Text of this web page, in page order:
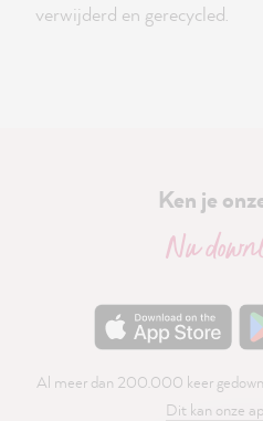
verwijderd en gerecycled.
Ken je
Nu
Al meer dan 200.000 keer
Dit kan onze